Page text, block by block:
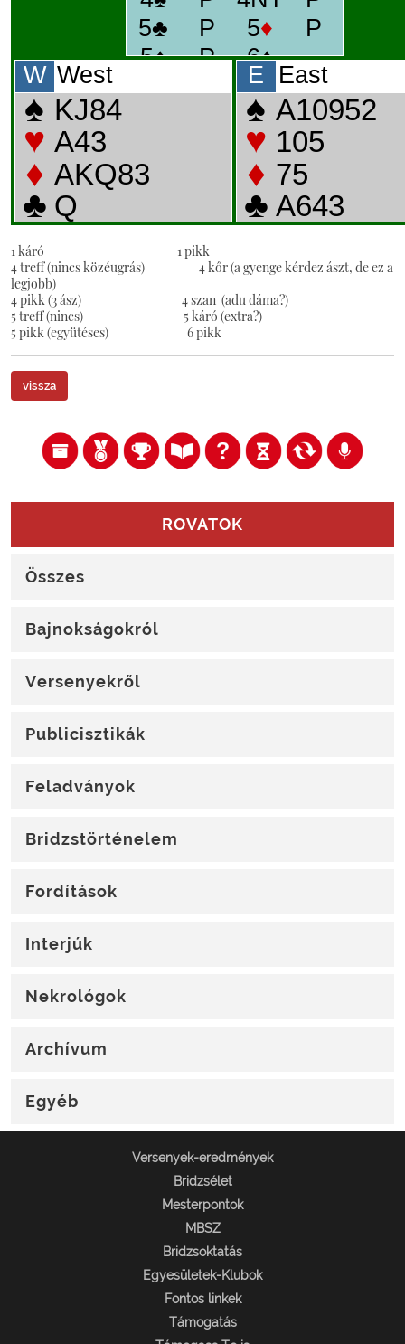
1 káró 1 pikk
4 treff (nincs közéugrás) 4 kőr (a gyenge kérdez ászt, de ez a
legjobb)
4 pikk (3 ász) 4 szan (adu dáma?)
5 treff (nincs) 5 káró (extra?)
5 pikk (együtéses) 6 pikk
vissza
ROVATOK
Összes
Bajnokságokról
Versenyekről
Publicisztikák
Feladványok
Bridzstörténelem
Fordítások
Interjúk
Nekrológok
Archívum
Egyéb
Versenyek-eredmények
Bridzsélet
Mesterpontok
MBSZ
Bridzsoktatás
Egyesületek-Klubok
Fontos linkek
Támogatás